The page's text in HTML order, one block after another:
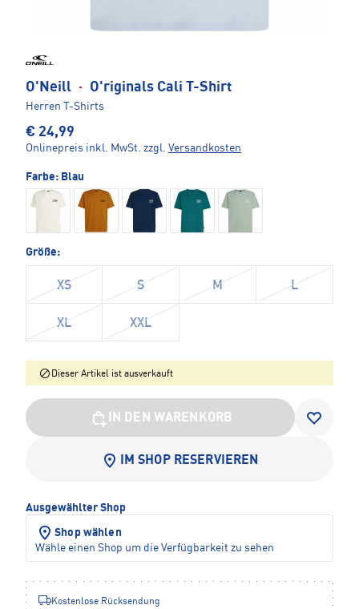
O'Neill · O'riginals Cali T-Shirt
Herren T-Shirts
€ 24,99
Onlinepreis inkl. MwSt. zzgl. Versandkosten
Farbe: Blau
Größe:
XS S M L
XL XXL
Dieser Artikel ist ausverkauft
IN DEN WARENKORB
IM SHOP RESERVIEREN
Ausgewählter Shop
Shop wählen
Wähle einen Shop um die Verfügbarkeit zu sehen
Kostenlose Rücksendung